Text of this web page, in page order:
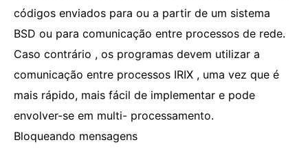
códigos enviados para ou a partir de um sistema
BSD ou para comunicação entre processos de rede.
Caso contrário , os programas devem utilizar a
comunicação entre processos IRIX , uma vez que é
mais rápido, mais fácil de implementar e pode
envolver-se em multi- processamento.
Bloqueando mensagens